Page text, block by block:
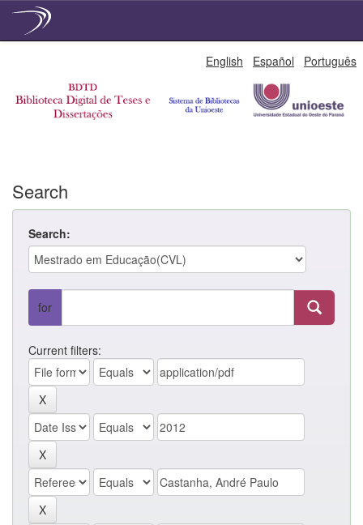
English Español Português
Search
Search:
for
Current filters: